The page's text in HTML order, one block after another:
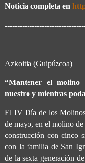
Noticia completa en
Azkoitia (Guipúzcoa)
“Mantener el molino
nuestro y mientras
El IV Día de los
de mayo, en el molino
construcción con cinco
con la familia de San
de la sexta generación